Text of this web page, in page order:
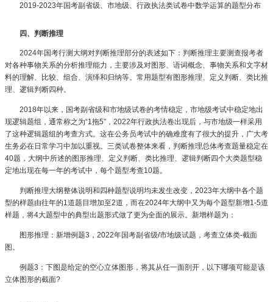
2019-2023年国考副省级、市地级、行政执法类试卷中数学运算的题型分布
四、判断推理
2024年国考行测大纲对判断推理部分的表述如下：判断推理主要测查报考者
对各种事物关系的分析推理能力，主要涉及对图形、语词概念、事物关系和文字材
料的理解、比较、组合、演绎和归纳等。常用题型有图形推理、定义判断、类比推
理、逻辑判断四种。
2018年以来，国考副省级和市地级试卷的考情稳定，市地级考试中稳定地出
现逻辑题组，通常称之为“1拖5”，2022年行政执法卷出现后，与市地级一样采用
了这种逻辑题组的考查方式。这在公务员考试中的确难度有了很大的提升，广大考
生务必在日常学习中加以重视。三类试卷整体来看，判断推理总体考查题量稳定在
40题，大纲中所述的图形推理、定义判断、类比推理、逻辑判断四个大类题型稳
定地出现在每一年的考试中，每个题型考查10题。
判断推理大纲整体说明和四种题型说明均未发生改变，2023年大纲中各个题
型的样题由往年的1道题目增加至2道，而在2024年大纲中又为每个题型新增1-5道
样题，将4大题型中的典型出题形式做了更为全面的展示。新增样题为：
图形推理：新增例题3，2022年国考副省级/市地级试题，考查立体类-截面
图。
例题3：下图是给定的空心立体图形，将其从任一面剖开，以下哪项可能是该
立体图形的截面?